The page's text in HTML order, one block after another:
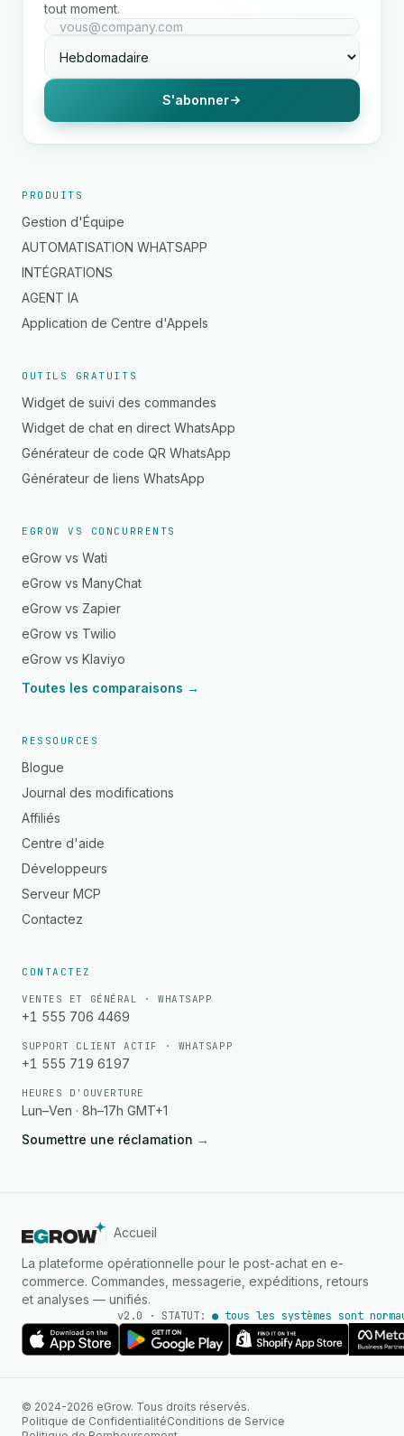
tout moment.
S'abonner
PRODUITS
Gestion d'Équipe
AUTOMATISATION WHATSAPP
INTÉGRATIONS
AGENT IA
Application de Centre d'Appels
OUTILS GRATUITS
Widget de suivi des commandes
Widget de chat en direct WhatsApp
Générateur de code QR WhatsApp
Générateur de liens WhatsApp
EGROW VS CONCURRENTS
eGrow vs Wati
eGrow vs ManyChat
eGrow vs Zapier
eGrow vs Twilio
eGrow vs Klaviyo
Toutes les comparaisons →
RESSOURCES
Blogue
Journal des modifications
Affiliés
Centre d'aide
Développeurs
Serveur MCP
Contactez
CONTACTEZ
VENTES ET GÉNÉRAL · WHATSAPP
+1 555 706 4469
SUPPORT CLIENT ACTIF · WHATSAPP
+1 555 719 6197
HEURES D'OUVERTURE
Lun–Ven · 8h–17h GMT+1
Soumettre une réclamation →
Accueil
La plateforme opérationnelle pour le post-achat en e-
commerce. Commandes, messagerie, expéditions, retours
et analyses — unifiés.
v2.0 · STATUT: ● tous les systèmes sont
© 2024-2026 eGrow. Tous droits réservés.
Politique de ConfidentialitéConditions de Service
Réponses instantanées sur
WhatsApp